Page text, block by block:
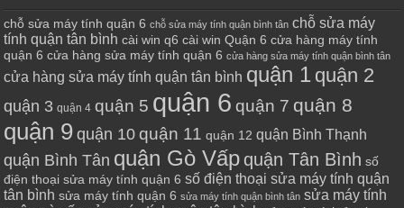
chỗ sửa máy tính quận 6 chỗ sửa máy tính quận bình tân chỗ sửa máy
tính quận tân bình cài win q6 cài win Quận 6 cửa hàng máy tính
quận 6 cửa hàng sửa máy tính quận 6 cửa hàng sửa máy tính quận bình tân
cửa hàng sửa máy tính quận tân bình quận 1 quận 2
quận 3 quận 4 quận 5 quận 6 quận 7 quận 8
quận 9 quận 10 quận 11 quận 12 quận Bình Thạnh
quận Bình Tân quận Gò Vấp quận Tân Bình số
điện thoại sửa máy tính quận 6 số điện thoại sửa máy tính quận
tân bình sửa máy tính quận 6 sửa máy tính quận bình tân sửa máy tính